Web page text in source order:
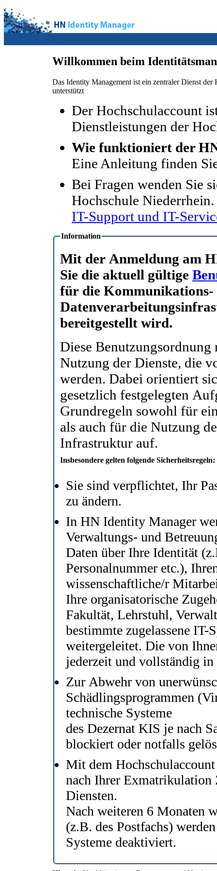
Willkommen beim
Das Identity Management ist ein zentraler Dienst
unterstützt
Der Hochschulaccount
Dienstleistungen der
Wie funktioniert der
Eine Anleitung finden
Bei Fragen wenden Sie
Hochschule Niederrhein.
IT-Support und IT-
Information
Mit der Anmeldung am
Sie die aktuell gültige
für die Kommunikations-
bereitgestellt wird.
Diese
Nutzung der Dienste, die vom Derzernat I bereitgestellt
werden. Dabei orientiert sich die Benutzungsordnung
gesetzlich festgelegten Aufgaben der
Grundregeln sowohl für einen ordnungsgemäßen
als auch für die Nutzung der vom
Infrastruktur auf.
Insbesondere gelten folgende Sicherheitsregeln:
Sie sind verpflichtet, Ihr
zu ändern.
In HN Identity Manager
Verwaltungs- und Betreuungszwecke - personenbezogene
Daten über Ihre Identität (z.B. Name, Matrikelnummer,
Personalnummer etc.), Ihren Status (z.B. Studierende/r,
wissenschaftliche/r Mitarbeiterin/Mitarbeiter, Externe/r) und
Ihre organisatorische Zugehörigkeit (z.B. Studiengang,
Fakultät, Lehrstuhl,
bestimmte zugelassene IT-Systeme (z.B.
weitergeleitet. Die von Ihnen gespeicherten Daten können Sie
jederzeit und vollständig
Zur Abwehr von
Schädlingsprogrammen
technische Systeme
des Dezernat KIS je nach
blockiert oder notfalls
Mit dem
nach Ihrer Exmatrikulation
Diensten.
Nach weiteren 6 Monaten
(z.B. des Postfachs)
Systeme deaktiviert.